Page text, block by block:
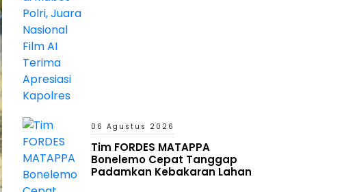
06 Agustus 2026
Tim FORDES MATAPPA
Bonelemo Cepat Tanggap
Padamkan Kebakaran Lahan